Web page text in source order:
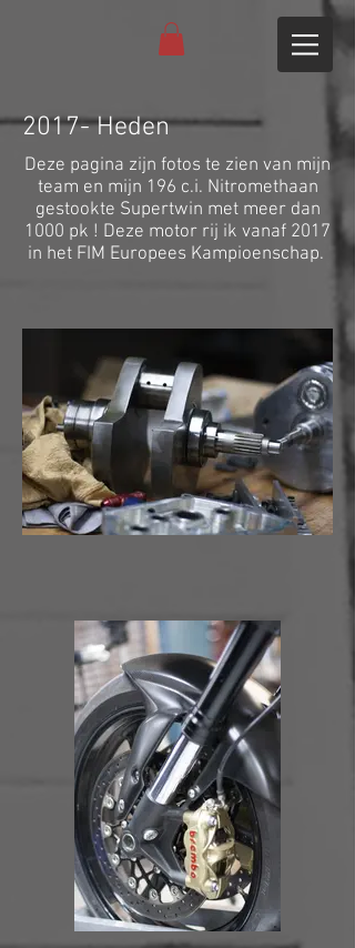
2017- Heden
Deze pagina zijn fotos te zien van mijn
team en mijn 196 c.i. Nitromethaan
gestookte Supertwin met meer dan
1000 pk ! Deze motor rij ik vanaf 2017
in het FIM Europees Kampioenschap.